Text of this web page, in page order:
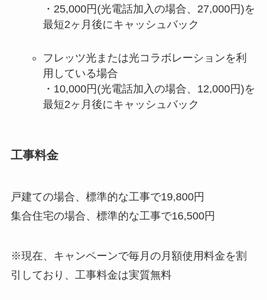
・25,000円(光電話加入の場合、27,000円)を
最短2ヶ月後にキャッシュバック
フレッツ光または光コラボレーションを利
用している場合
・10,000円(光電話加入の場合、12,000円)を
最短2ヶ月後にキャッシュバック
工事料金
戸建ての場合、標準的な工事で19,800円
集合住宅の場合、標準的な工事で16,500円
※現在、キャンペーンで毎月の月額使用料金を割
引しており、工事料金は実質無料